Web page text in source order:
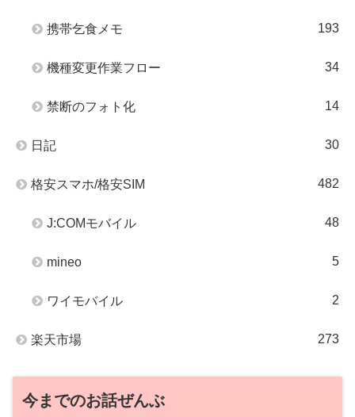
携帯乞食メモ 193
機種変更作業フロー 34
禁断のフォト化 14
日記 30
格安スマホ/格安SIM 482
J:COMモバイル 48
mineo 5
ワイモバイル 2
楽天市場 273
今までのお話ぜんぶ